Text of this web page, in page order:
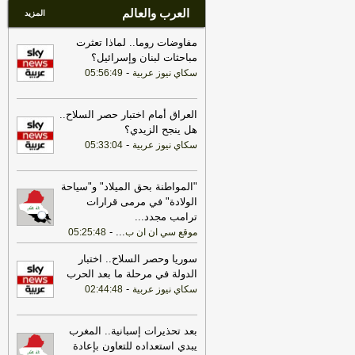
العرب والعالم المزيد
مفاوضات روما.. لماذا تعثرت
مباحثات لبنان وإسرائيل؟
سكاي نيوز عربية -
05:56:49
العراق أمام اختبار حصر السلاح..
هل ينجح الزيدي؟
سكاي نيوز عربية -
05:33:04
"المواطنة بحق الميلاد" و"سياحة
الولادة" في مرمى قرارات
ترامب مجدد...
موقع سي ان ان ب...
-
05:25:48
سوريا وحصر السلاح.. اختبار
الدولة في مرحلة ما بعد الحرب
سكاي نيوز عربية -
02:44:48
بعد تحذيرات إسبانية.. المغرب
يبدي استعداده للتعاون بإعادة